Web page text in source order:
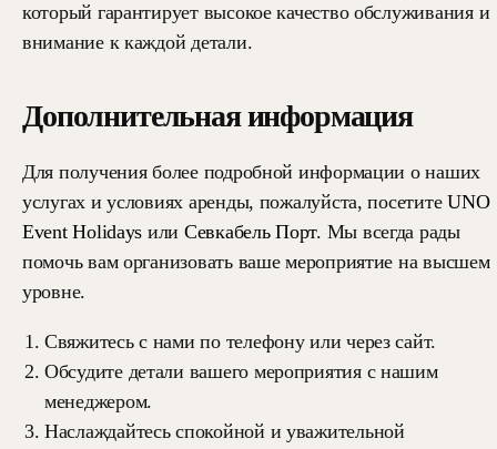
который гарантирует высокое качество обслуживания и
внимание к каждой детали.
Дополнительная информация
Для получения более подробной информации о наших
услугах и условиях аренды, пожалуйста, посетитеUNO
Event Holidays или Севкабель Порт. Мы всегда рады
помочь вам организовать ваше мероприятие на высшем
уровне.
Свяжитесь с нами по телефону или через сайт.
Обсудите детали вашего мероприятия с нашим
менеджером.
Наслаждайтесь спокойной и уважительной